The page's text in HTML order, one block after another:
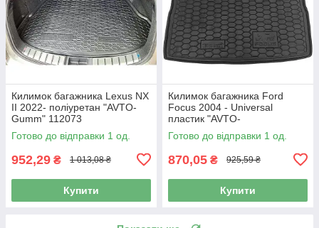
Килимок багажника Lexus NX
II 2022- поліуретан "AVTO-
Gumm" 112073
Готово до відправки 1 од.
952,29 ₴ 1 013,08 ₴
Купити
Килимок багажника Ford
Focus 2004 - Universal
пластик "AVTO-
Gumm"211593
Готово до відправки 1 од.
870,05 ₴ 925,59 ₴
Купити